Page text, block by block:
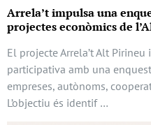
Arrela’t impulsa una
projectes econòmics de
El projecte Arrela’t Alt
participativa amb una
empreses, autònoms,
L’objectiu és identif …